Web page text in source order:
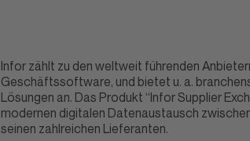
Infor zählt zu den weltweit führenden
Geschäftssoftware, und bietet u. a.
Lösungen an. Das Produkt “Infor Supplier
modernen digitalen Datenaustausch
seinen zahlreichen Lieferanten.